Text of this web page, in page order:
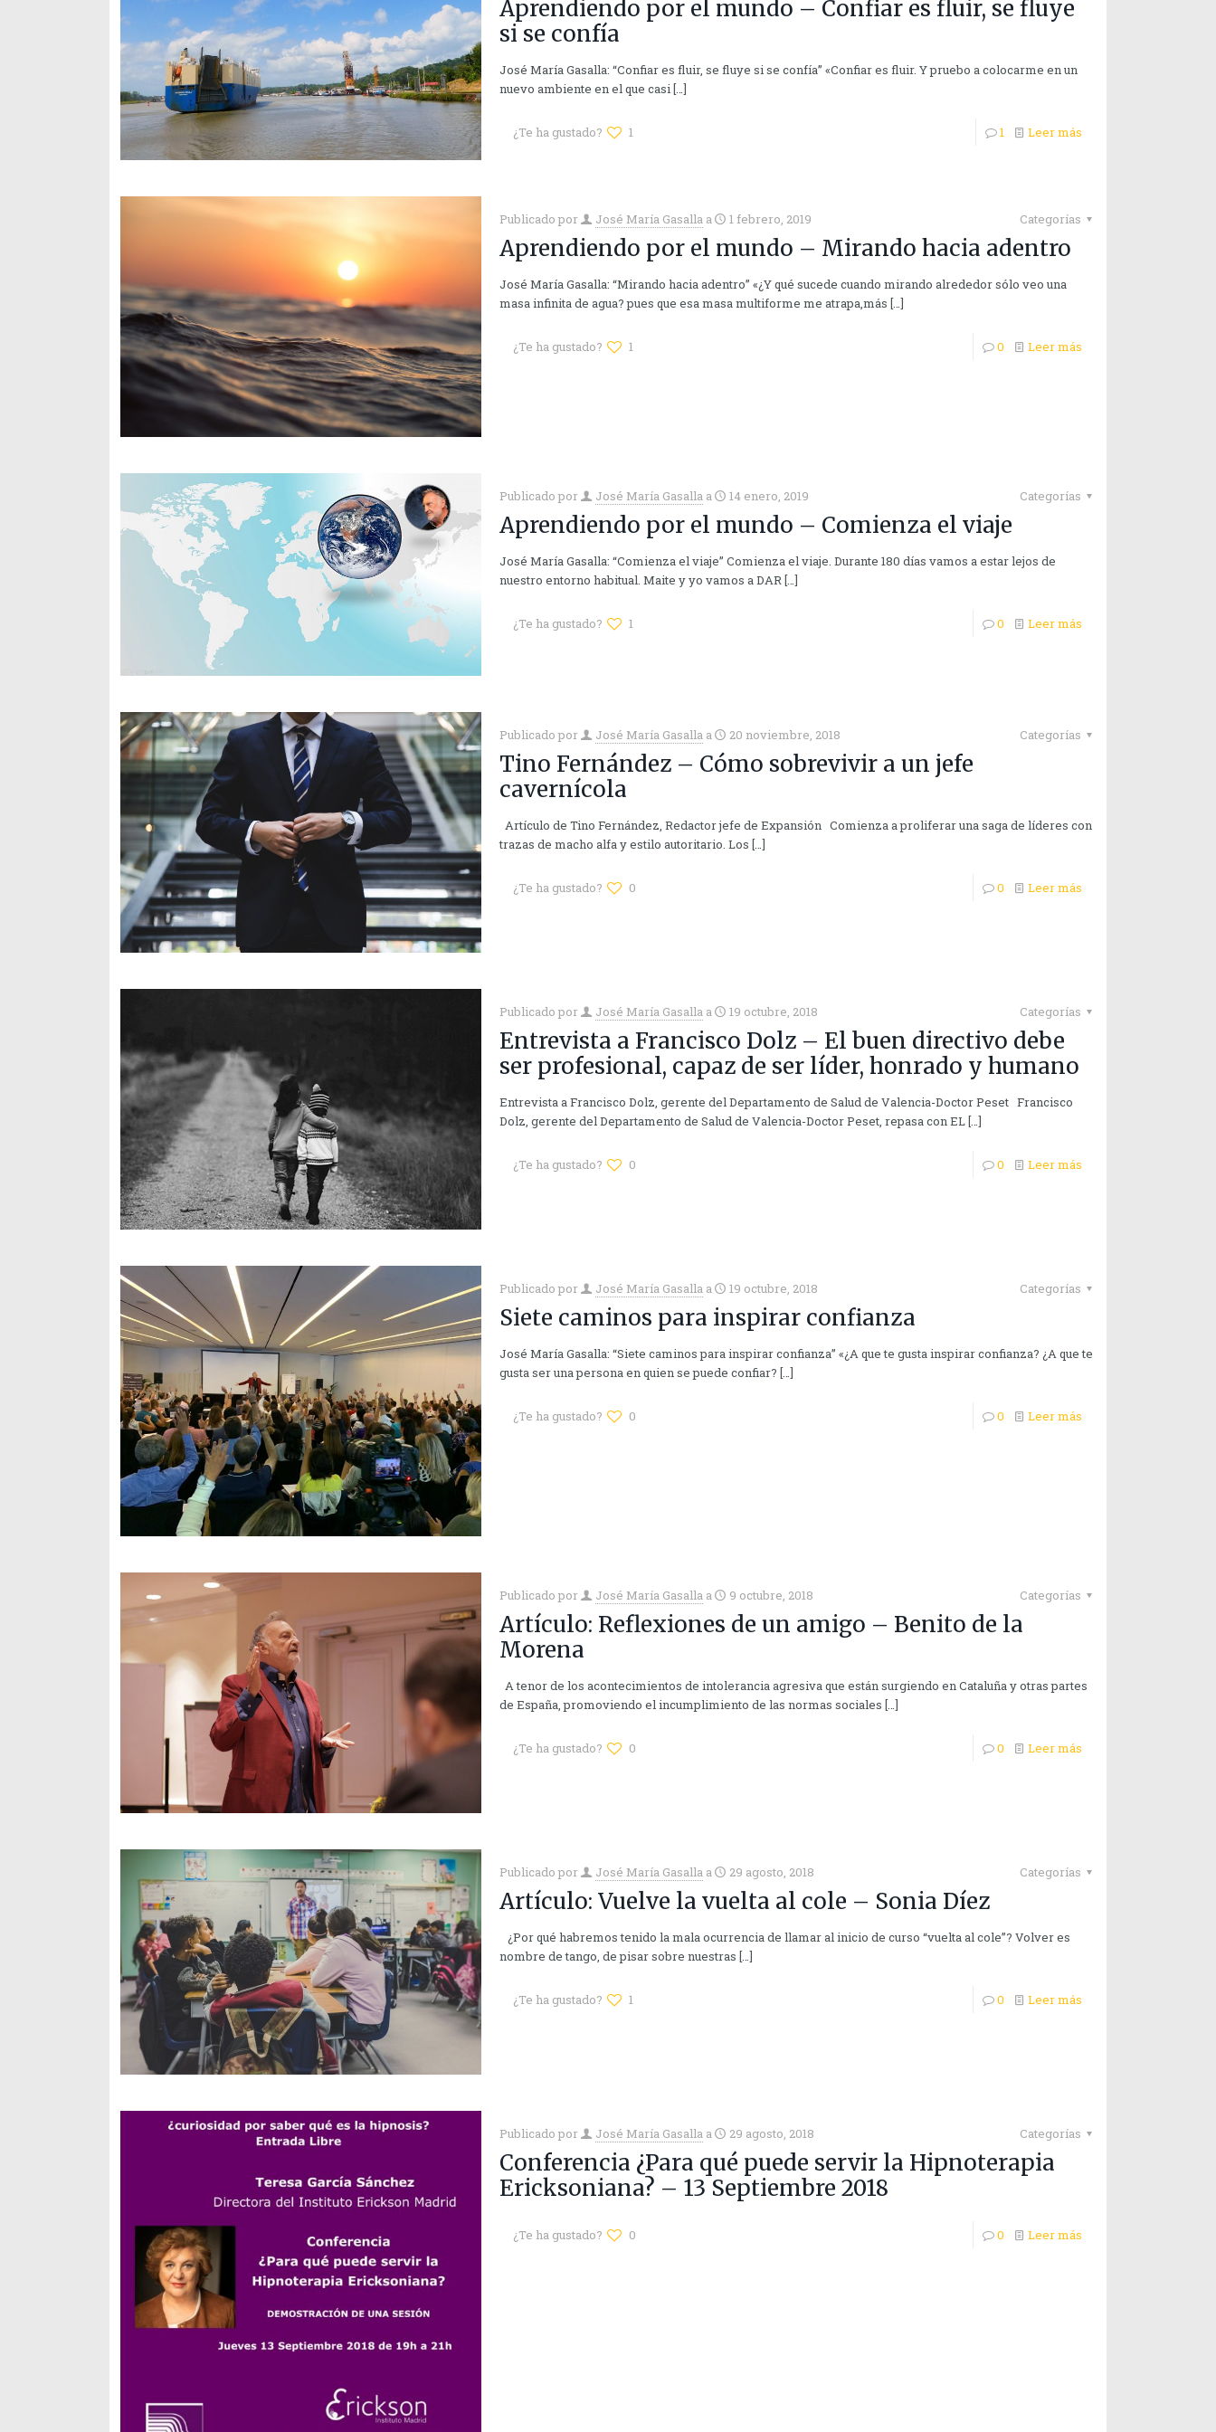
Aprendiendo por el mundo – Confiar es fluir, se fluye
si se confía
José María Gasalla: “Confiar es fluir, se fluye si se confía” «Confiar es fluir. Y pruebo a colocarme en un
nuevo ambiente en el que casi[…]
¿Te ha gustado? 1 1 Leer más
Publicado por José María Gasalla a 1 febrero, 2019 Categorías
Aprendiendo por el mundo – Mirando hacia adentro
José María Gasalla: “Mirando hacia adentro” «¿Y qué sucede cuando mirando alrededor sólo veo una
masa infinita de agua? pues que esa masa multiforme me atrapa,más […]
¿Te ha gustado? 1 0 Leer más
Publicado por José María Gasalla a 14 enero, 2019 Categorías
Aprendiendo por el mundo – Comienza el viaje
José María Gasalla: “Comienza el viaje” Comienza el viaje. Durante 180 días vamos a estar lejos de
nuestro entorno habitual. Maite y yo vamos a DAR[…]
¿Te ha gustado? 1 0 Leer más
Publicado por José María Gasalla a 20 noviembre, 2018 Categorías
Tino Fernández – Cómo sobrevivir a un jefe
cavernícola
Artículo de Tino Fernández, Redactor jefe de Expansión Comienza a proliferar una saga de líderes con
trazas de macho alfa y estilo autoritario. Los […]
¿Te ha gustado? 0 0 Leer más
Publicado por José María Gasalla a 19 octubre, 2018 Categorías
Entrevista a Francisco Dolz – El buen directivo debe
ser profesional, capaz de ser líder, honrado y humano
Entrevista a Francisco Dolz, gerente del Departamento de Salud de Valencia-Doctor Peset Francisco
Dolz, gerente del Departamento de Salud de Valencia-Doctor Peset, repasa con EL[…]
¿Te ha gustado? 0 0 Leer más
Publicado por José María Gasalla a 19 octubre, 2018 Categorías
Siete caminos para inspirar confianza
José María Gasalla: “Siete caminos para inspirar confianza” «¿A que te gusta inspirar confianza? ¿A que te
gusta ser una persona en quien se puede confiar? […]
¿Te ha gustado? 0 0 Leer más
Publicado por José María Gasalla a 9 octubre, 2018 Categorías
Artículo: Reflexiones de un amigo – Benito de la
Morena
A tenor de los acontecimientos de intolerancia agresiva que están surgiendo en Cataluña y otras partes
de España, promoviendo el incumplimiento de las normas sociales […]
¿Te ha gustado? 0 0 Leer más
Publicado por José María Gasalla a 29 agosto, 2018 Categorías
Artículo: Vuelve la vuelta al cole – Sonia Díez
¿Por qué habremos tenido la mala ocurrencia de llamar al inicio de curso “vuelta al cole”? Volver es
nombre de tango, de pisar sobre nuestras […]
¿Te ha gustado? 1 0 Leer más
Publicado por José María Gasalla a 29 agosto, 2018 Categorías
Conferencia ¿Para qué puede servir la Hipnoterapia
Ericksoniana? – 13 Septiembre 2018
¿Te ha gustado? 0 0 Leer más